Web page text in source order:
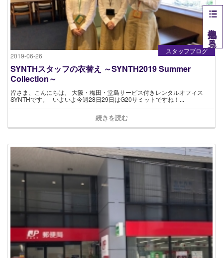
2019-06-26
スタッフブログ
SYNTHスタッフの衣替え ～SYNTH2019 Summer
Collection～
皆さま、こんにちは。 大阪・梅田・堂島サービス付きレンタルオフィス
SYNTHです。 いよいよ今週28日29日はG20サミットですね！...
続きを読む
他拠点を見る